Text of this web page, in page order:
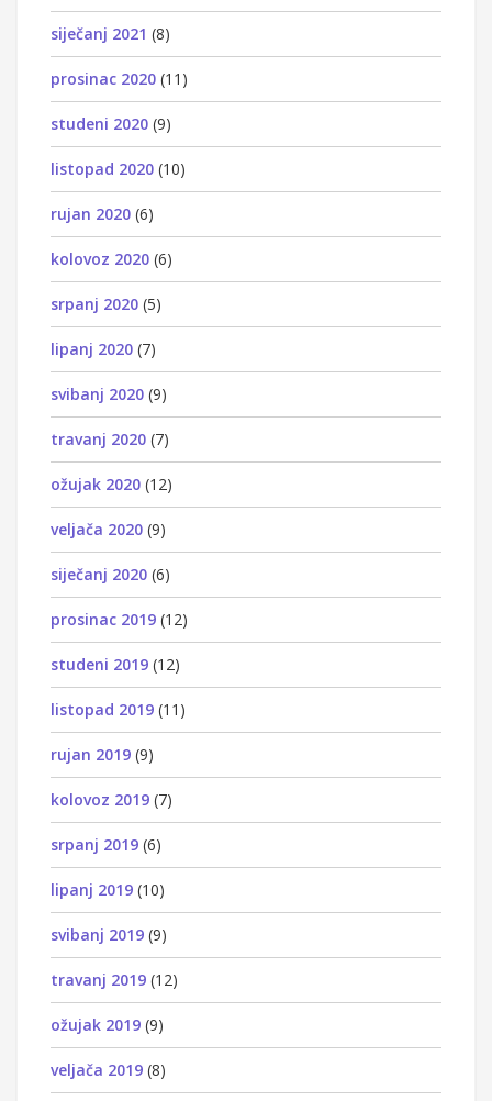
siječanj 2021 (8)
prosinac 2020 (11)
studeni 2020 (9)
listopad 2020 (10)
rujan 2020 (6)
kolovoz 2020 (6)
srpanj 2020 (5)
lipanj 2020 (7)
svibanj 2020 (9)
travanj 2020 (7)
ožujak 2020 (12)
veljača 2020 (9)
siječanj 2020 (6)
prosinac 2019 (12)
studeni 2019 (12)
listopad 2019 (11)
rujan 2019 (9)
kolovoz 2019 (7)
srpanj 2019 (6)
lipanj 2019 (10)
svibanj 2019 (9)
travanj 2019 (12)
ožujak 2019 (9)
veljača 2019 (8)